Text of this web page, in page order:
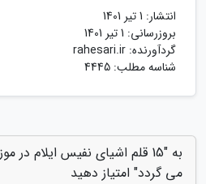
انتشار: 1 تیر 1401
بروزرسانی: 1 تیر 1401
گردآورنده: rahesari.ir
شناسه مطلب: 4445
به "15 قلم اشیای نفیس ایلام
می گردد" امتیاز دهید